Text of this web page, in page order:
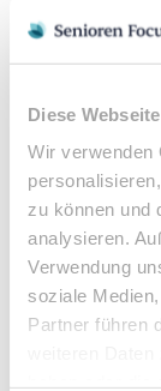
Diese
Wir verwenden
zu können und
analysieren.
Verwendung
soziale
Partner führen
Spezialisierte
Diagnostik und
28832
Achim
Die Praxis
Fußpflege und